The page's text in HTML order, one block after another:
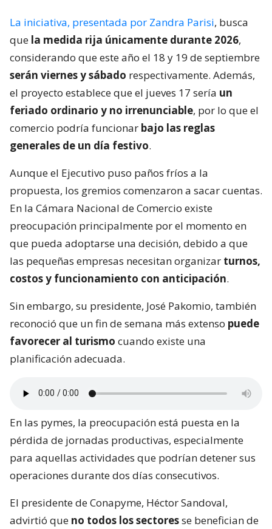
La iniciativa, presentada por Zandra Parisi, busca
que la medida rija únicamente durante 2026,
considerando que este año el 18 y 19 de septiembre
serán viernes y sábado respectivamente. Además,
el proyecto establece que el jueves 17 sería un
feriado ordinario y no irrenunciable, por lo que el
comercio podría funcionar bajo las reglas
generales de un día festivo.
Aunque el Ejecutivo puso paños fríos a la
propuesta, los gremios comenzaron a sacar cuentas.
En la Cámara Nacional de Comercio existe
preocupación principalmente por el momento en
que pueda adoptarse una decisión, debido a que
las pequeñas empresas necesitan organizar turnos,
costos y funcionamiento con anticipación.
Sin embargo, su presidente, José Pakomio, también
reconoció que un fin de semana más extenso puede
favorecer al turismo cuando existe una
planificación adecuada.
En las pymes, la preocupación está puesta en la
pérdida de jornadas productivas, especialmente
para aquellas actividades que podrían detener sus
operaciones durante dos días consecutivos.
El presidente de Conapyme, Héctor Sandoval,
advirtió que no todos los sectoresse benefician de